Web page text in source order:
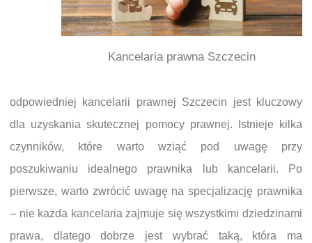
Kancelaria prawna Szczecin
odpowiedniej kancelarii prawnej Szczecin jest kluczowy
dla uzyskania skutecznej pomocy prawnej. Istnieje kilka
czynników, które warto wziąć pod uwagę przy
poszukiwaniu idealnego prawnika lub kancelarii. Po
pierwsze, warto zwrócić uwagę na specjalizację prawnika
– nie każda kancelaria zajmuje się wszystkimi dziedzinami
prawa, dlatego dobrze jest wybrać taką, która ma